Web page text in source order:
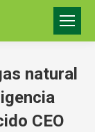
natural
CEO